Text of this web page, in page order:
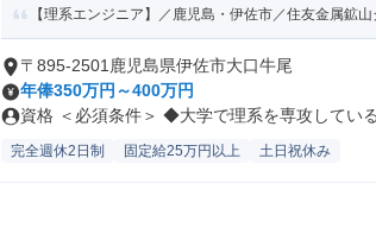
【理系エンジニア】／鹿児島・伊佐市／住友金属鉱
〒895-2501鹿児島県伊佐市大口牛尾
年俸350万円～400万円
資格 ＜必須条件＞ ◆大学で理系を専攻してい
完全週休2日制 固定給25万円以上 土日祝休み